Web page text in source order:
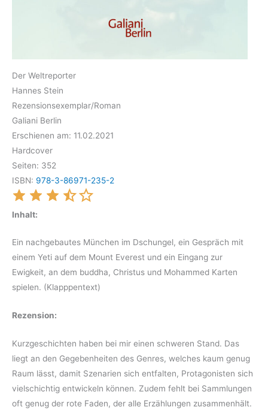
Der Weltreporter
Hannes Stein
Rezensionsexemplar/Roman
Galiani Berlin
Erschienen am: 11.02.2021
Hardcover
Seiten: 352
ISBN: 978-3-86971-235-2
Inhalt:
Ein nachgebautes München im Dschungel, ein Gespräch mit
einem Yeti auf dem Mount Everest und ein Eingang zur
Ewigkeit, an dem buddha, Christus und Mohammed Karten
spielen. (Klapppentext)
Rezension:
Kurzgeschichten haben bei mir einen schweren Stand. Das
liegt an den Gegebenheiten des Genres, welches kaum genug
Raum lässt, damit Szenarien sich entfalten, Protagonisten sich
vielschichtig entwickeln können. Zudem fehlt bei Sammlungen
oft genug der rote Faden, der alle Erzählungen zusammenhält.